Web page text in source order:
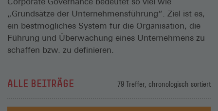
„Grundsätze der Unternehmensführung“. Ziel ist es,
ein bestmögliches System für die Organisation, die
Führung und Überwachung eines Unternehmens zu
schaffen bzw. zu definieren.
ALLE BEITRÄGE 79 Treffer, chronologisch sortiert